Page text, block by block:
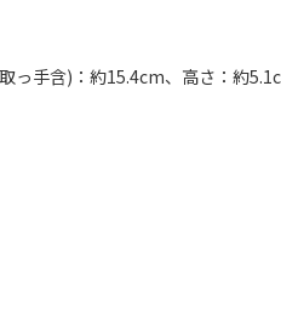
っ手含)：約15.4cm、高さ：約